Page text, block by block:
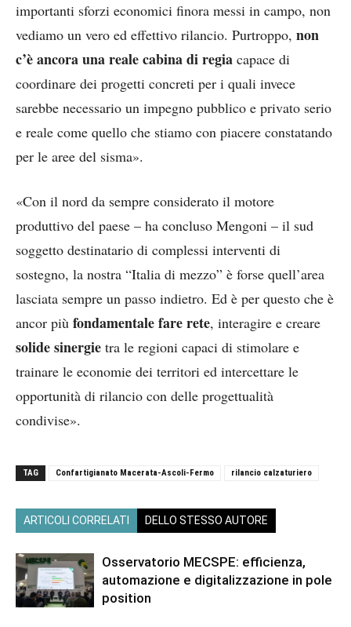
importanti sforzi economici finora messi in campo, non
vediamo un vero ed effettivo rilancio. Purtroppo, non
c’è ancora una reale cabina di regia capace di
coordinare dei progetti concreti per i quali invece
sarebbe necessario un impegno pubblico e privato serio
e reale come quello che stiamo con piacere constatando
per le aree del sisma».
«Con il nord da sempre considerato il motore
produttivo del paese – ha concluso Mengoni – il sud
soggetto destinatario di complessi interventi di
sostegno, la nostra “Italia di mezzo” è forse quell’area
lasciata sempre un passo indietro. Ed è per questo che è
ancor più fondamentale fare rete, interagire e creare
solide sinergie tra le regioni capaci di stimolare e
trainare le economie dei territori ed intercettare le
opportunità di rilancio con delle progettualità
condivise».
TAG Confartigianato Macerata-Ascoli-Fermo rilancio calzaturiero
ARTICOLI CORRELATI DELLO STESSO AUTORE
Osservatorio MECSPE: efficienza,
automazione e digitalizzazione in pole
position